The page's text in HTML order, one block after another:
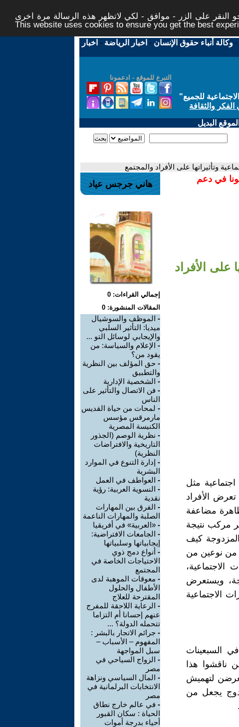
النقر على الزر - موافق - لكي لاتظهر هذه الرسالة مرة اخرى -
This website uses cookies to ensure you get the best
-وكالة أنباء حقوق الإنسان - اخبار الرياضة - اخبار
التبرع للموقع - ادعمونا
للجميع"
والثقافة
البديل
وتأثيراتها على الأفراد والمجتمع
في دعم
على الأفراد
مثل
تعرض الأفراد
مضاعفة
مركب نتيجة
كيف
من نوعين من
ويستعرض
الاجتماعية
السبعينات
كانت من أوائل من ناقشوا هذا
لتهميش
يجعل من
هاني جرجس عياد
إجمالي القراءات: 0
المقالات المنشورة: 0
- الموظف والسوشيال
ميديا: التأثير السلبي
والإيجابي لوسائل التو ...
- الإعلام والسياسة: من
يقود من؟
- حق المؤلف بين النظرية
والتطبيق
- الشخصية الإدارية
- فن الاتصال والتأثير على
الناس
- لمحات من حياة القديس
مارمرقس مؤسس
الكنيسة المصرية
- نظرية الوصم (الجذور
التاريخية والافتراضات
النظرية)
- إدارة التنوع في الموارد
البشرية
- العواطف في العمل
- النسوية العربية: رؤية
نقدية
- الفرق بين المهارات
الصلبة والمهارات الناعمة
- «العربية» في أفريقيا
- الجامعات الافتراضية:
إيجابياتها وسلبياتها
- أنواع دمج ذوي
الاحتياجات الخاصة في
المجتمع
- معوقات الموهبة لدى
الأطفال والحلول
المقترحة للعلاج
- الرعاية اللاحقة للمفرج
عنهم إحسانا أم التزاما
تتحمله الدولة؟ ...
- جرائم الاتجار بالبشر :
المفهوم – الأسباب –
سبل المواجهة
- الزواج السياحي في
مصر
- المال السياسي ونزاهة
الانتخابات البرلمانية في
مصر
- في عالم خارج نطاق
الحياة : سكان القبور
أحياء بدرجة أموات